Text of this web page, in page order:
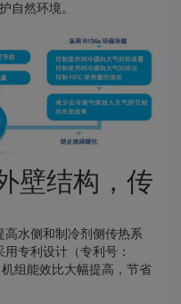
自然环境。
壁结构，传
水侧和制冷剂侧传热系
专利设计（专利号：
机组能效比大幅提高，节省